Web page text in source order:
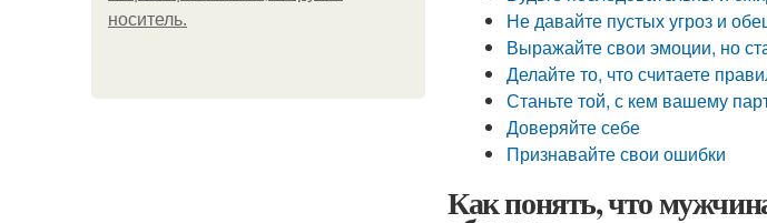
носитель.
Не давайте пустых угроз и
Выражайте свои эмоции, но
Делайте то, что считаете
Станьте той, с кем вашему
Доверяйте себе
Признавайте свои ошибки
Как понять, что